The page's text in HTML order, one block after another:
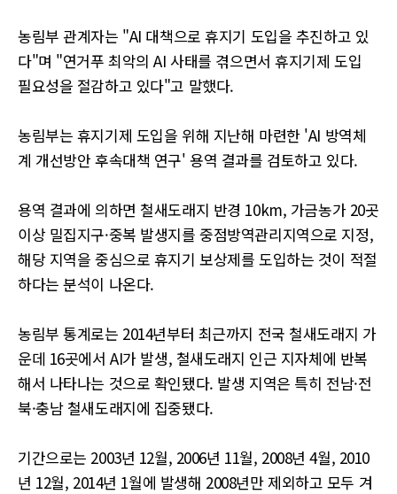
농림부 관계자는 "AI 대책으로 휴지기 도입을 추진하고 있
다"며 "연거푸 최악의 AI 사태를 겪으면서 휴지기제 도입
필요성을 절감하고 있다"고 말했다.
농림부는 휴지기제 도입을 위해 지난해 마련한 'AI 방역체
계 개선방안 후속대책 연구' 용역 결과를 검토하고 있다.
용역 결과에 의하면 철새도래지 반경 10km, 가금농가 20곳
이상 밀집지구·중복 발생지를 중점방역관리지역으로 지정,
해당 지역을 중심으로 휴지기 보상제를 도입하는 것이 적절
하다는 분석이 나온다.
농림부 통계로는 2014년부터 최근까지 전국 철새도래지 가
운데 16곳에서 AI가 발생, 철새도래지 인근 지자체에 반복
해서 나타나는 것으로 확인됐다. 발생 지역은 특히 전남·전
북·충남 철새도래지에 집중됐다.
기간으로는 2003년 12월, 2006년 11월, 2008년 4월, 2010
년 12월, 2014년 1월에 발생해 2008년만 제외하고 모두 겨